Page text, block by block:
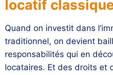
locatif
Quand on investit dans
traditionnel, on devient
responsabilités qui en
locataires. Et des droits et